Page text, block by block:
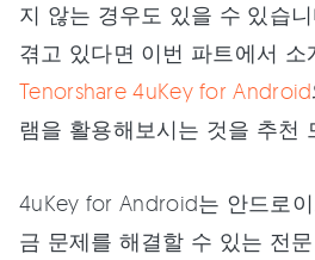
지 않는 경우도 있을 수 있습
겪고 있다면 이번 파트에서 소
Tenorshare 4uKey for Android
램을 활용해보시는 것을 추천
4uKey for Android는 안드로
금 문제를 해결할 수 있는 전문